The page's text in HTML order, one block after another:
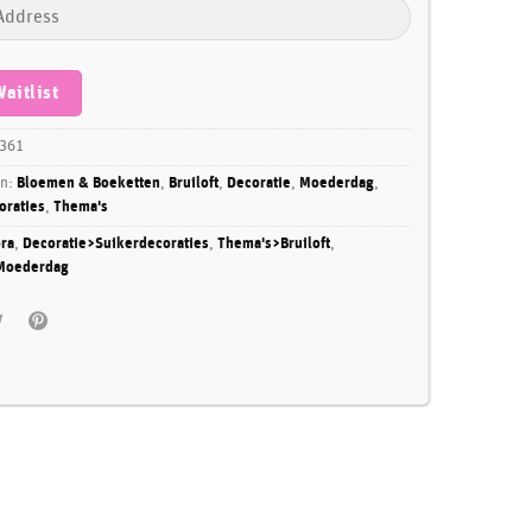
Bloemen & Boeketten, Bruiloft, Decoratie, Moederdag,
, Thema's
, Decoratie>Suikerdecoraties, Thema's>Bruiloft,